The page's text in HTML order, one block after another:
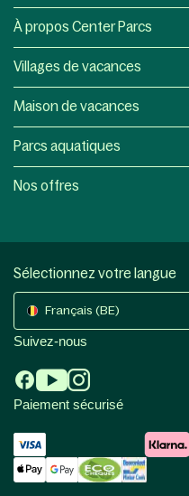
À propos Center Parcs
Villages de vacances
Maison de vacances
Parcs aquatiques
Nos offres
Sélectionnez votre langue
Français (BE)
Suivez-nous
Paiement sécurisé